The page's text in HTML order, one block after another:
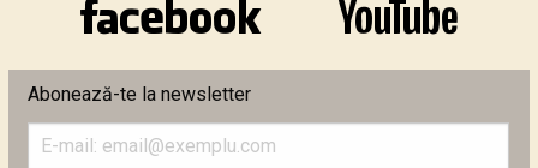
Abonează-te la newsletter
adresa